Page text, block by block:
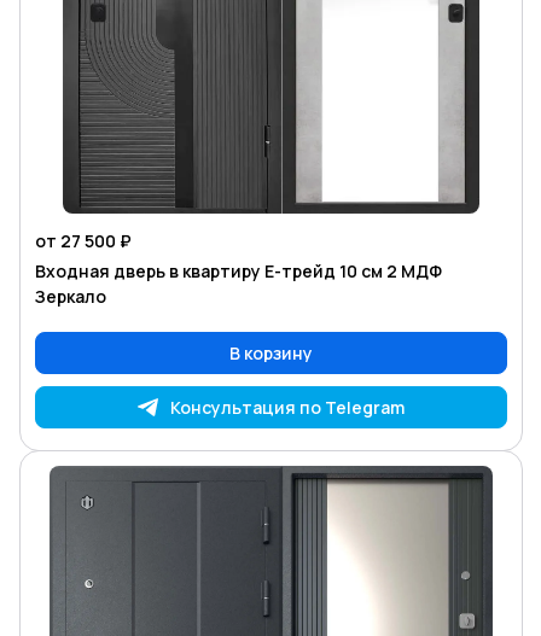
от 27 500 ₽
Входная дверь в квартиру Е-трейд 10 см 2 МДФ
Зеркало
В корзину
Консультация по Telegram